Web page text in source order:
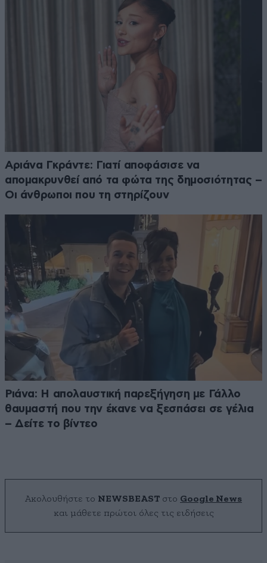
Αριάνα Γκράντε: Γιατί αποφάσισε να
απομακρυνθεί από τα φώτα της δημοσιότητας –
Οι άνθρωποι που τη στηρίζουν
Ριάνα: Η απολαυστική παρεξήγηση με Γάλλο
θαυμαστή που την έκανε να ξεσπάσει σε γέλια
– Δείτε το βίντεο
Ακολουθήστε το NEWSBEAST στο Google News
και μάθετε πρώτοι όλες τις ειδήσεις